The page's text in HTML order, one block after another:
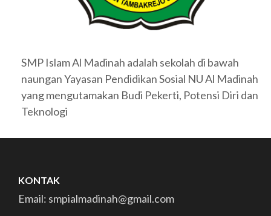
SMP Islam Al Madinah adalah sekolah di bawah
naungan Yayasan Pendidikan Sosial NU Al Madinah
yang mengutamakan Budi Pekerti, Potensi Diri dan
Teknologi
KONTAK
Email: smpialmadinah@gmail.com